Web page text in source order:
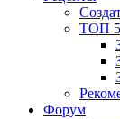
ТОП
Форум